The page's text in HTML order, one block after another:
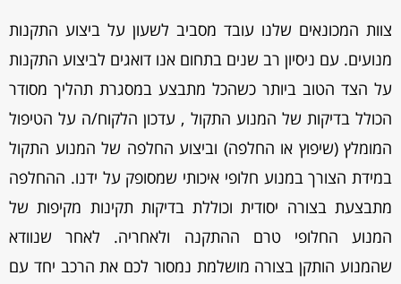
צוות המכונאים שלנו עובד מסביב לשעון על ביצוע התקנות
מנועים. עם ניסיון רב שנים בתחום אנו דואגים לביצוע התקנות
על הצד הטוב ביותר כשהכל מתבצע במסגרת תהליך מסודר
הכולל בדיקות של המנוע התקול , עדכון הלקוח/ה על הטיפול
המומלץ (שיפוץ או החלפה) וביצוע החלפה של המנוע התקול
במידת הצורך במנוע חלופי איכותי שמסופק על ידנו. ההחלפה
מתבצעת בצורה יסודית וכוללת בדיקות תקינות מקיפות של
המנוע החלופי טרם ההתקנה ולאחריה. לאחר שנוודא
שהמנוע הותקן בצורה מושלמת נמסור לכם את הרכב יחד עם